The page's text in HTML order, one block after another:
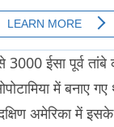
ईसा पूर्व तांबे
में बनाए
अमेरिका में